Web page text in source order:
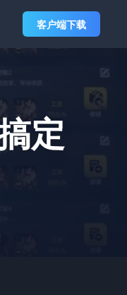
客户端下载
定